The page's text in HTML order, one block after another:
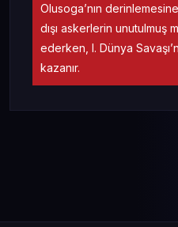
Olusoga’nın
dışı askerlerin unutulmuş
ederken, I. Dünya
kazanır.